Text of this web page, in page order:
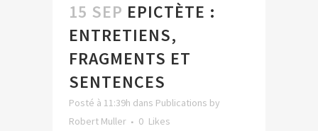
15 SEP EPICTÈTE :
ENTRETIENS,
FRAGMENTS ET
SENTENCES
Posté à 11:39h dans Publications by
Robert Muller
0 Likes